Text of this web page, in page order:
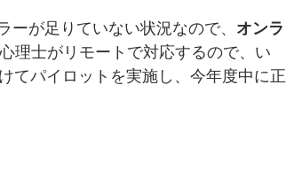
ーが足りていない状況なので、 オンラ
理士がリモートで対応するので、い
てパイロットを実施し、今年度中に正